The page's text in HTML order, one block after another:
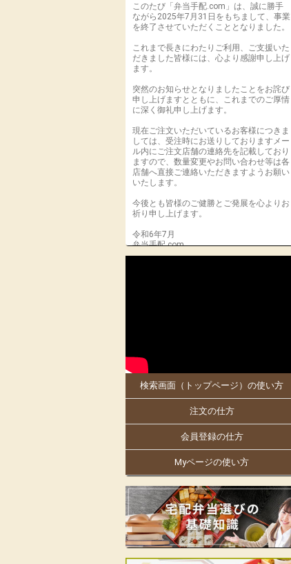
このたび「弁当手配.com」は、誠に勝手
ながら2025年7月31日をもちまして、事業
を終了させていただくこととなりました。
これまで長きにわたりご利用、ご支援いた
だきました皆様には、心より感謝申し上げ
ます。
突然のお知らせとなりましたことをお詫び
申し上げますとともに、これまでのご厚情
に深く御礼申し上げます。
現在ご注文いただいているお客様につきま
しては、受注時にお送りしておりますメー
ル内にご注文店舗の連絡先を記載しており
ますので、数量変更やお問い合わせ等は各
店舗へ直接ご連絡いただきますようお願い
いたします。
今後とも皆様のご健勝とご発展を心よりお
祈り申し上げます。
令和6年7月
弁当手配.com
伝統の味を大阪・京都でもお楽しみくださ
い。
大阪万博にも出店中!人気商品の「まねき
のえきそば」の出汁を隠し味に使ったり
と、「お料理のまねき」でしかできない味
め込んでおります。
姫路駅の駅弁をはじめ、地域の仕出しやロ
ケ弁、様々なお集りのお弁当などを手掛け
ています。
ある老舗の味をお楽しみいただけます。
見た目も美しく楽しいお弁当をご提供し、
皆様の会合に彩りをお届けします。
店舗詳細ページはこちらから!
検索画面（トップページ）の使い方
注文の仕方
会員登録の仕方
Myページの使い方